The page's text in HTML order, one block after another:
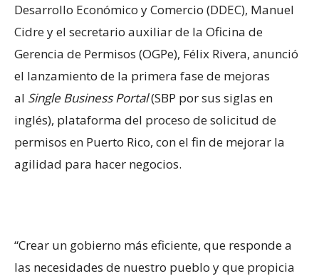
Desarrollo Económico y Comercio (DDEC), Manuel
Cidre y el secretario auxiliar de la Oficina de
Gerencia de Permisos (OGPe), Félix Rivera, anunció
el lanzamiento de la primera fase de mejoras
al Single Business Portal(SBP por sus siglas en
inglés), plataforma del proceso de solicitud de
permisos en Puerto Rico, con el fin de mejorar la
agilidad para hacer negocios.
“Crear un gobierno más eficiente, que responde a
las necesidades de nuestro pueblo y que propicia